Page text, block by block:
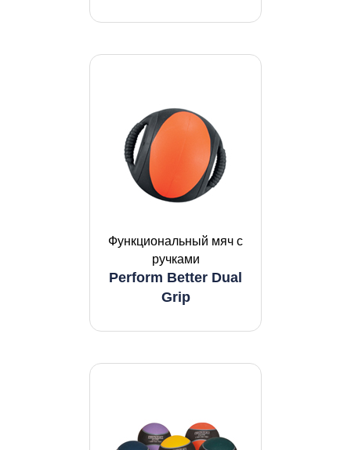
Функциональный мяч с
ручками
Perform Better Dual
Grip